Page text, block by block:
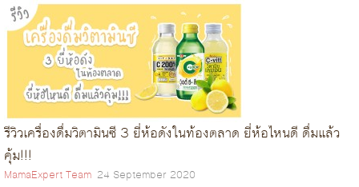
รีวิวเครื่องดื่มวิตามินซี 3 ยี่ห้อดังในท้องตลาด ยี่ห้อไหนดี ดื่มแล้ว
คุ้ม!!!
MamaExpert Team 24 September 2020